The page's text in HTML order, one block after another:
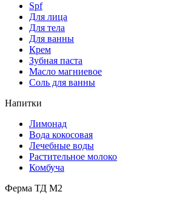
Spf
Для лица
Для тела
Для ванны
Крем
Зубная паста
Масло магниевое
Соль для ванны
Напитки
Лимонад
Вода кокосовая
Лечебные воды
Растительное молоко
Комбуча
Ферма ТД М2